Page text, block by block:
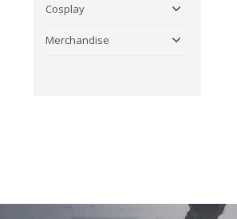
Cosplay
Merchandise